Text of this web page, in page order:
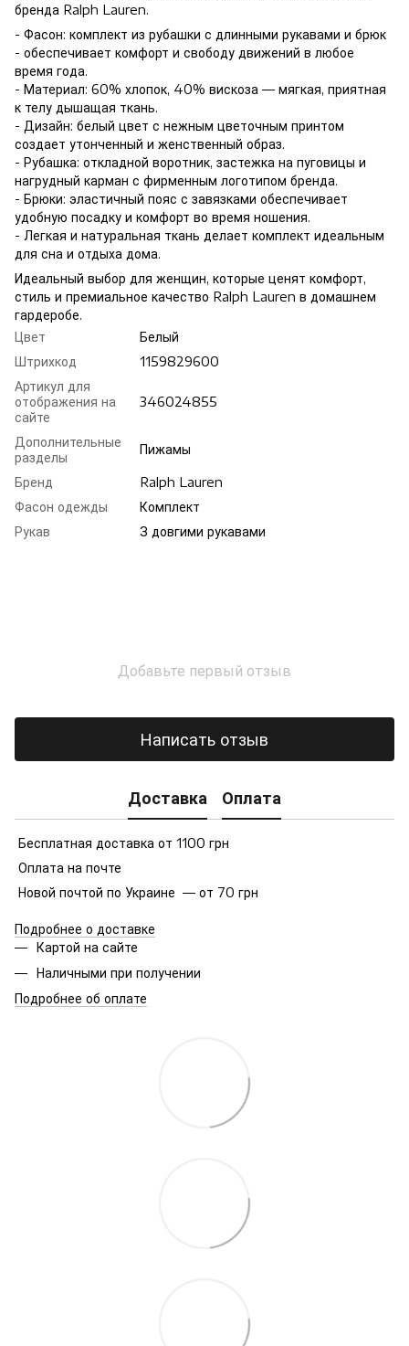
бренда Ralph Lauren.
- Фасон: комплект из рубашки с длинными рукавами и брюк
- обеспечивает комфорт и свободу движений в любое
время года.
- Материал: 60% хлопок, 40% вискоза — мягкая, приятная
к телу дышащая ткань.
- Дизайн: белый цвет с нежным цветочным принтом
создает утонченный и женственный образ.
- Рубашка: откладной воротник, застежка на пуговицы и
нагрудный карман с фирменным логотипом бренда.
- Брюки: эластичный пояс с завязками обеспечивает
удобную посадку и комфорт во время ношения.
- Легкая и натуральная ткань делает комплект идеальным
для сна и отдыха дома.
Идеальный выбор для женщин, которые ценят комфорт,
стиль и премиальное качество Ralph Lauren в домашнем
гардеробе.
Цвет
Белый
Штрихкод
1159829600
Артикул для
отображения на
сайте
346024855
Дополнительные
разделы
Пижамы
Бренд
Ralph Lauren
Фасон одежды
Комплект
Рукав
З довгими рукавами
Добавьте первый отзыв
Написать отзыв
Доставка Оплата
Бесплатная доставка от 1100 грн
Оплата на почте
Новой почтой по Украине — от 70 грн
Подробнее о доставке
Картой на сайте
Наличными при получении
Подробнее об оплате